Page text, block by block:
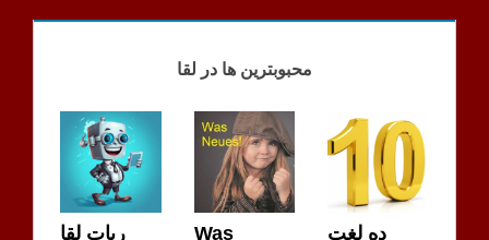
محبوبترین ها در لقا
ربات لقا
Was
ده لغت